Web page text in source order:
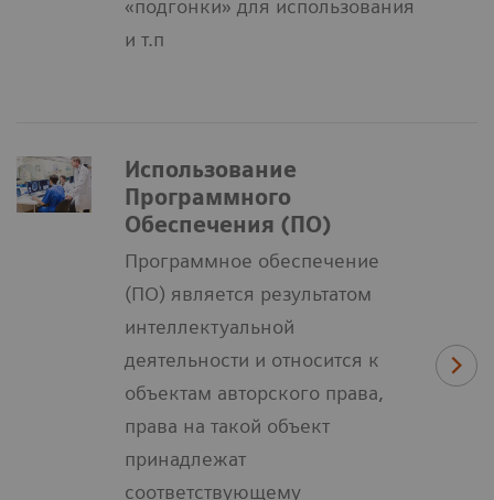
«подгонки» для использования
и т.п
Использование
Программного
Обеспечения (ПО)
Программное обеспечение
(ПО) является результатом
интеллектуальной
деятельности и относится к
объектам авторского права,
права на такой объект
принадлежат
соответствующему